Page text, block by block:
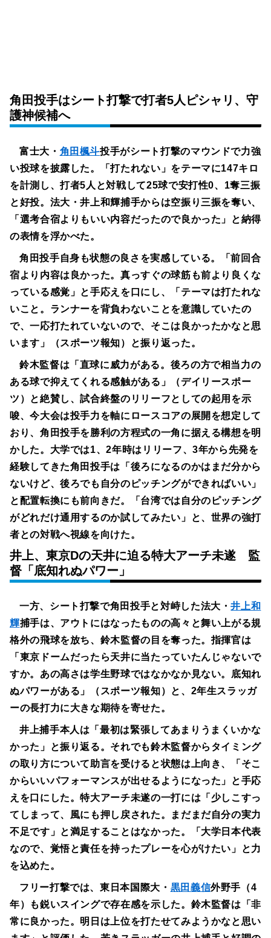
角田投手はシート打撃で打者5人ピシャリ、守
護神候補へ
富士大・ 角田楓斗投手がシート打撃のマウンドで力強
い投球を披露した。「打たれない」をテーマに147キロ
を計測し、打者5人と対戦して25球で安打性0、1奪三振
と好投。法大・井上和輝捕手からは空振り三振を奪い、
「選考合宿よりもいい内容だったので良かった」と納得
の表情を浮かべた。
角田投手自身も状態の良さを実感している。「前回合
宿より内容は良かった。真っすぐの球筋も前より良くな
っている感覚」と手応えを口にし、「テーマは打たれな
いこと。ランナーを背負わないことを意識していたの
で、一応打たれていないので、そこは良かったかなと思
います」（スポーツ報知）と振り返った。
鈴木監督は「直球に威力がある。後ろの方で相当力の
ある球で抑えてくれる感触がある」（デイリースポー
ツ）と絶賛し、試合終盤のリリーフとしての起用を示
唆、今大会は投手力を軸にロースコアの展開を想定して
おり、角田投手を勝利の方程式の一角に据える構想を明
かした。大学では1、2年時はリリーフ、3年から先発を
経験してきた角田投手は「後ろになるのかはまだ分から
ないけど、後ろでも自分のピッチングができればいい」
と配置転換にも前向きだ。「台湾では自分のピッチング
がどれだけ通用するのか試してみたい」と、世界の強打
者との対戦へ視線を向けた。
井上、東京Dの天井に迫る特大アーチ未遂 監
督「底知れぬパワー」
一方、シート打撃で角田投手と対峙した法大・井上和
輝捕手は、アウトにはなったものの高々と舞い上がる規
格外の飛球を放ち、鈴木監督の目を奪った。指揮官は
「東京ドームだったら天井に当たっていたんじゃないで
すか。あの高さは学生野球ではなかなか見ない。底知れ
ぬパワーがある」（スポーツ報知）と、2年生スラッガ
ーの長打力に大きな期待を寄せた。
井上捕手本人は「最初は緊張してあまりうまくいかな
かった」と振り返る。それでも鈴木監督からタイミング
の取り方について助言を受けると状態は上向き、「そこ
からいいパフォーマンスが出せるようになった」と手応
えを口にした。特大アーチ未遂の一打には「少しこすっ
てしまって、風にも押し戻された。まだまだ自分の実力
不足です」と満足することはなかった。「大学日本代表
なので、覚悟と責任を持ったプレーを心がけたい」と力
を込めた。
フリー打撃では、東日本国際大・ 黒田義信外野手（4
年）も鋭いスイングで存在感を示した。鈴木監督は「非
常に良かった。明日は上位を打たせてみようかなと思い